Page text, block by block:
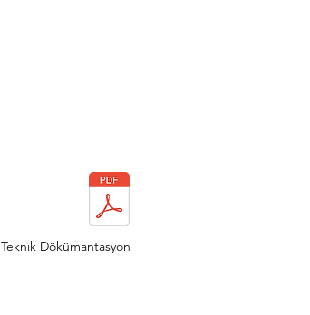
Teknik Dökümantasyon